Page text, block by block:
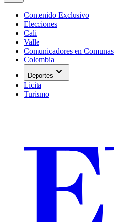
Contenido Exclusivo
Elecciones
Cali
Valle
Comunicadores en Comunas
Colombia
Deportes expand_more
Licita
Turismo